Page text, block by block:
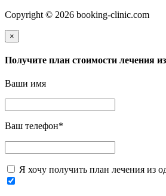
Copyright © 2026 booking-clinic.com
×
Получите план стоимости лечения
Ваши имя
Ваш телефон*
Я хочу получить план лечения из